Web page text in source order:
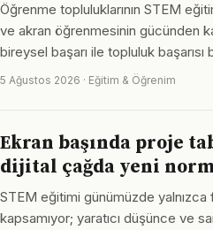
Öğrenme topluluklarının STEM
ve akran öğrenmesinin gücünden
bireysel başarı ile topluluk
5 Ağustos 2026 · Eğitim & Öğrenim
Ekran başında proje
dijital çağda yeni
STEM eğitimi günümüzde yalnızca
kapsamıyor; yaratıcı düşünce ve